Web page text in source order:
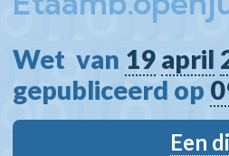
Wet  van 19 april
gepubliceerd op
Een